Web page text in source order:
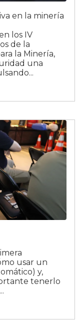
en la minería
los IV
de la
la Minería,
una
usar un
y,
tenerlo